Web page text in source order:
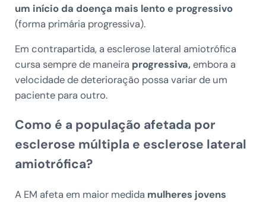
um início da doença mais lento e progressivo
(forma primária progressiva).
Em contrapartida, a esclerose lateral amiotrófica
cursa sempre de maneira progressiva,embora a
velocidade de deterioração possa variar de um
paciente para outro.
Como é a população afetada por
esclerose múltipla e esclerose lateral
amiotrófica?
A EM afeta em maior medida mulheres jovens